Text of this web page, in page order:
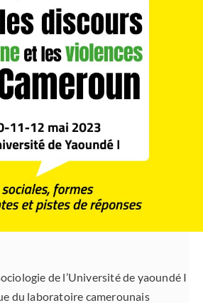
de l’Université de yaoundé I
du laboratoire camerounais